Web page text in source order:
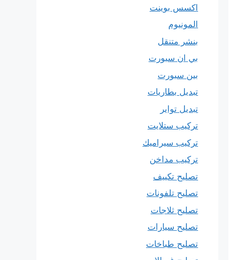
اكسس بوينت
المونيوم
بنشر متنقل
بي ان سبورت
بين سبورت
تبديل بطاريات
تبديل تواير
تركيب ستلايت
تركيب سيراميك
تركيب مداخن
تصليح تكييف
تصليح تلفونات
تصليح ثلاجات
تصليح سيارات
تصليح طباخات